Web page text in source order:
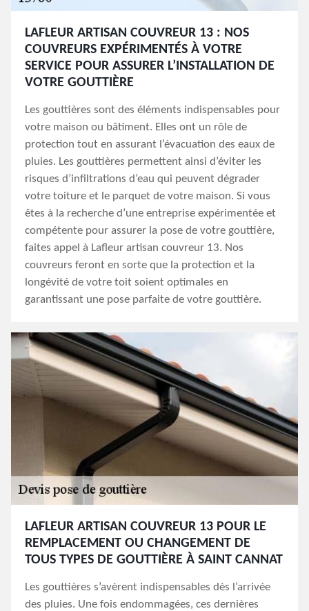
LAFLEUR ARTISAN COUVREUR 13 : NOS
COUVREURS EXPÉRIMENTÉS À VOTRE
SERVICE POUR ASSURER L’INSTALLATION DE
VOTRE GOUTTIÈRE
Les gouttières sont des éléments indispensables pour
votre maison ou bâtiment. Elles ont un rôle de
protection tout en assurant l’évacuation des eaux de
pluies. Les gouttières permettent ainsi d’éviter les
risques d’infiltrations d’eau qui peuvent dégrader
votre toiture et le parquet de votre maison. Si vous
êtes à la recherche d’une entreprise expérimentée et
compétente pour assurer la pose de votre gouttière,
faites appel à Lafleur artisan couvreur 13. Nos
couvreurs feront en sorte que la protection et la
longévité de votre toit soient optimales en
garantissant une pose parfaite de votre gouttière.
LAFLEUR ARTISAN COUVREUR 13 POUR LE
REMPLACEMENT OU CHANGEMENT DE
TOUS TYPES DE GOUTTIÈRE À SAINT CANNAT
Les gouttières s’avèrent indispensables dès l’arrivée
des pluies. Une fois endommagées, ces dernières